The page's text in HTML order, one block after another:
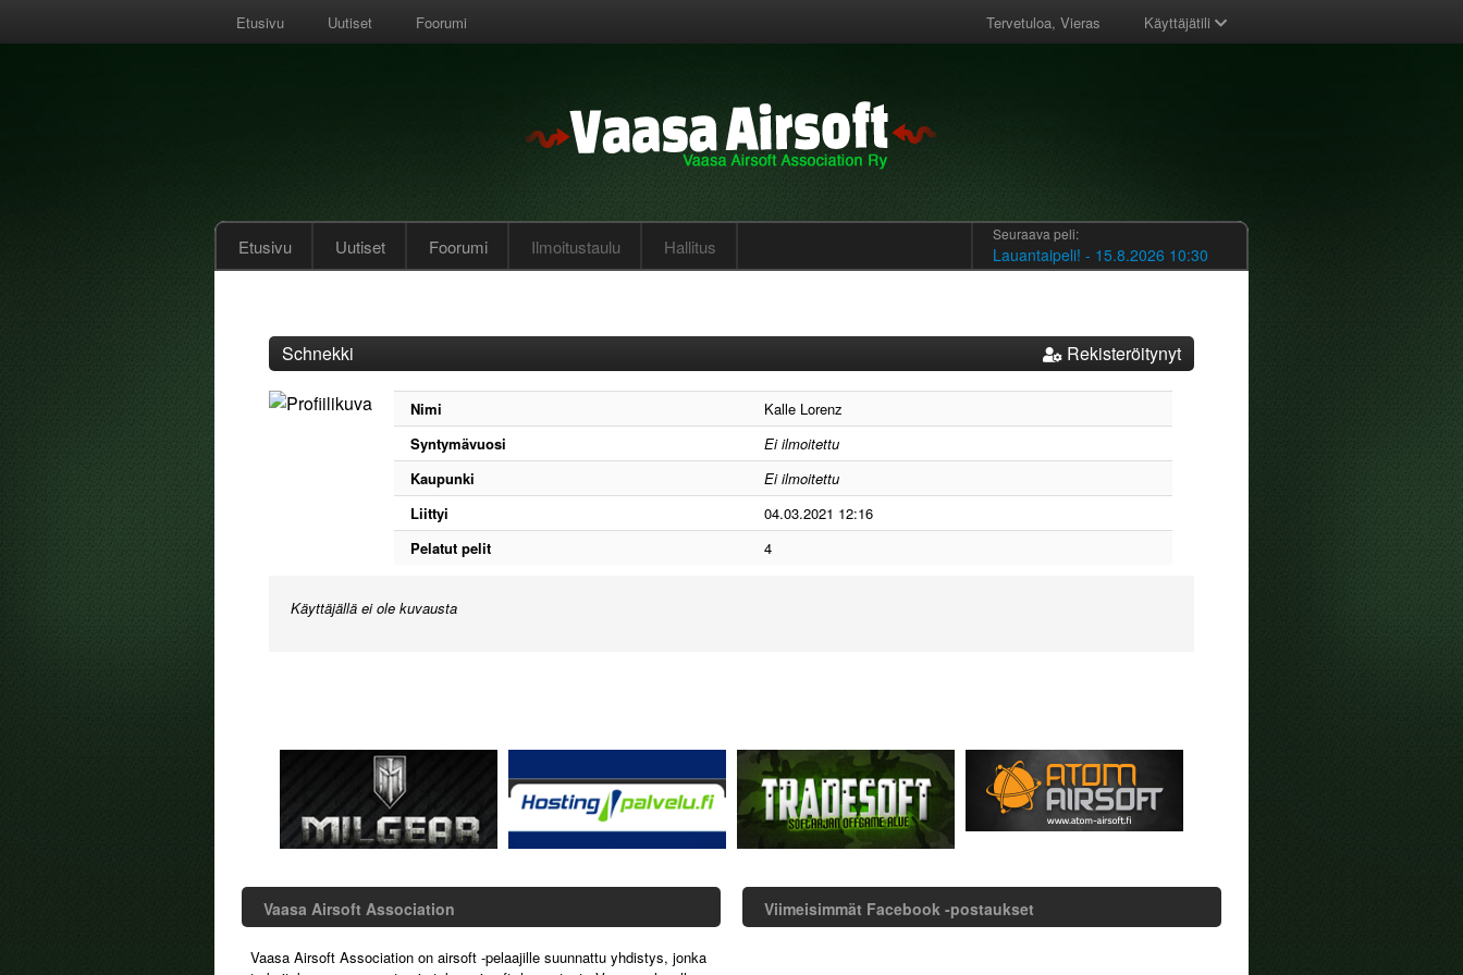
Etusivu Uutiset Foorumi Tervetuloa, Vieras Käyttäjätili
Etusivu Uutiset Foorumi Ilmoitustaulu Hallitus
Seuraava peli:
Lauantaipeli! - 15.8.2026 10:30
Schnekki Rekisteröitynyt
Nimi
Kalle Lorenz
Syntymävuosi
Ei ilmoitettu
Kaupunki
Ei ilmoitettu
Liittyi
04.03.2021 12:16
Pelatut pelit
4
Käyttäjällä ei ole kuvausta
Vaasa Airsoft Association
Vaasa Airsoft Association on airsoft -pelaajille suunnattu yhdistys, jonka
Viimeisimmät Facebook -postaukset